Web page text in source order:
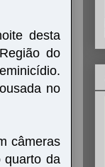
desta
do
no
câmeras
quarto da